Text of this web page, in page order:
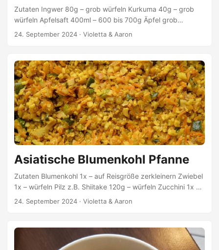
Zutaten Ingwer 80g – grob würfeln Kurkuma 40g – grob
würfeln Apfelsaft 400ml – 600 bis 700g Äpfel grob
entsaften Zitronensaft 2TL Olivenöl 1/2TL Pfeffer
durch ein Sieb oder Passiertuch geben und die Flüssigkeit
(Shot) auffangen. Info Ich verwende ein Entsafter (Slow
Juicer) statt Mixer. Daher muss ich die Mischung nicht
extra sieben.
24. September 2024 · Violetta & Aaron
Asiatische Blumenkohl Pfanne
Zutaten Blumenkohl 1x – auf Reisgröße zerkleinern Zwiebel
1x – würfeln Pilz z.B. Shiitake 120g – würfeln Zucchini 1x –
würfeln Karotte 1x – raspeln Knoblauchzehe 2x – pressen
Himalayasalz & Pfeffer Zubereitung Zwiebel in Kokosöl
andünsten Pilze, Zucchini & Karotten dazu geben und
24. September 2024 · Violetta & Aaron